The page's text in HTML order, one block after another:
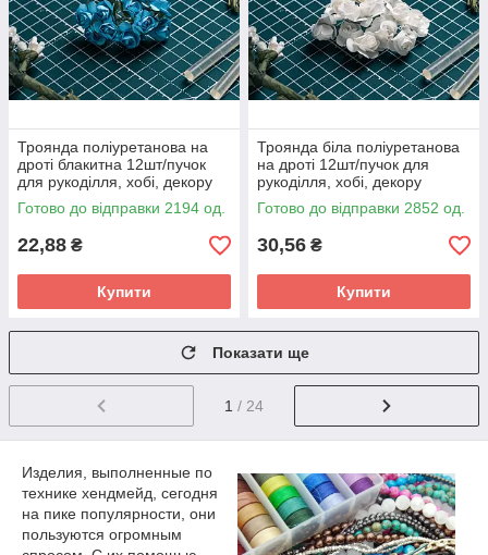
Троянда поліуретанова на
дроті блакитна 12шт/пучок
для рукоділля, хобі, декору
Готово до відправки 2194 од.
22,88 ₴
Купити
Троянда біла поліуретанова
на дроті 12шт/пучок для
рукоділля, хобі, декору
Готово до відправки 2852 од.
30,56 ₴
Купити
Показати ще
1 / 24
Изделия, выполненные по
технике хендмейд, сегодня
на пике популярности, они
пользуются огромным